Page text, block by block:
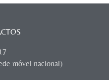
móvel nacional)